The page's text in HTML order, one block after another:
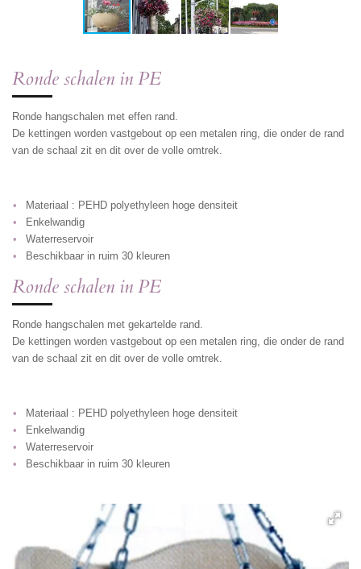
Ronde schalen in PE
Ronde hangschalen met effen rand.
De kettingen worden vastgebout op een metalen ring, die onder de rand
van de schaal zit en dit over de volle omtrek.
Materiaal : PEHD polyethyleen hoge densiteit
Enkelwandig
Waterreservoir
Beschikbaar in ruim 30 kleuren
Ronde schalen in PE
Ronde hangschalen met gekartelde rand.
De kettingen worden vastgebout op een metalen ring, die onder de rand
van de schaal zit en dit over de volle omtrek.
Materiaal : PEHD polyethyleen hoge densiteit
Enkelwandig
Waterreservoir
Beschikbaar in ruim 30 kleuren